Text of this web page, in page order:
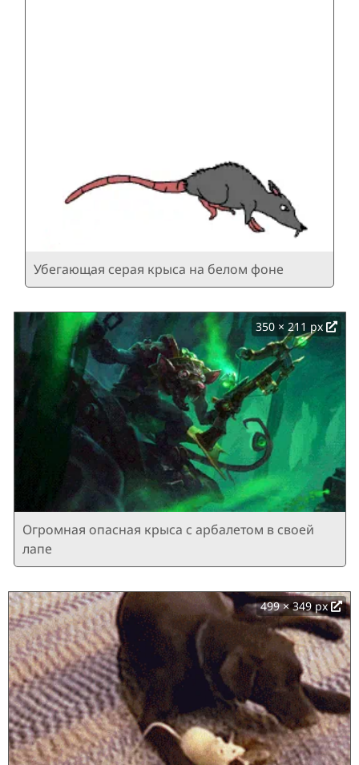
Убегающая серая крыса на белом фоне
350 × 211 px
Огромная опасная крыса с арбалетом в своей
лапе
499 × 349 px